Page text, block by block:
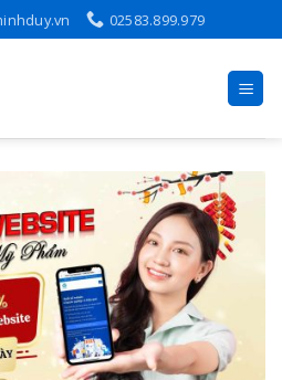
02583.899.979